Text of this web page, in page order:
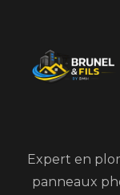
Expert en
panneaux